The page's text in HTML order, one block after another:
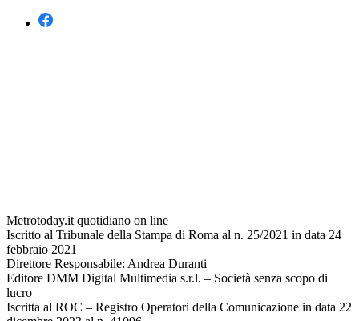
Metrotoday.it quotidiano on line
Iscritto al Tribunale della Stampa di Roma al n. 25/2021 in data 24
febbraio 2021
Direttore Responsabile: Andrea Duranti
Editore DMM Digital Multimedia s.r.l. – Società senza scopo di
lucro
Iscritta al ROC – Registro Operatori della Comunicazione in data 22